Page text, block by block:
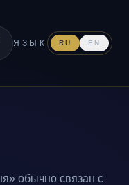
ЯЗЫК RU EN
обычно связан с